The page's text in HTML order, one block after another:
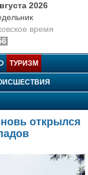
2026
время
ТУРИЗМ
открылся